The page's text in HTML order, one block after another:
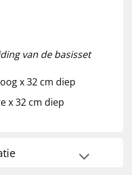
van de basisset
x 32 cm diep
x 32 cm diep